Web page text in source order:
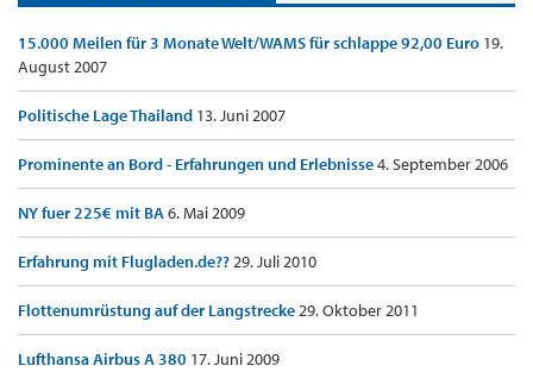
15.000 Meilen für 3 Monate Welt/WAMS für schlappe 92,00 Euro 19.
August 2007
Politische Lage Thailand 13. Juni 2007
Prominente an Bord - Erfahrungen und Erlebnisse4. September 2006
NY fuer 225€ mit BA6. Mai 2009
Erfahrung mit Flugladen.de??29. Juli 2010
Flottenumrüstung auf der Langstrecke29. Oktober 2011
Lufthansa Airbus A 380 17. Juni 2009